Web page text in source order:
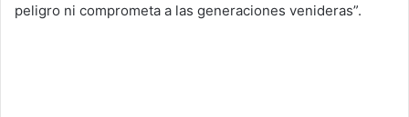
peligro ni comprometa a las generaciones venideras”.